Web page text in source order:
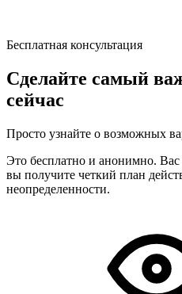
Бесплатная консультация
Сделайте самый
сейчас
Просто узнайте о возможных
Это бесплатно и анонимно.
вы получите четкий план
неопределенности.